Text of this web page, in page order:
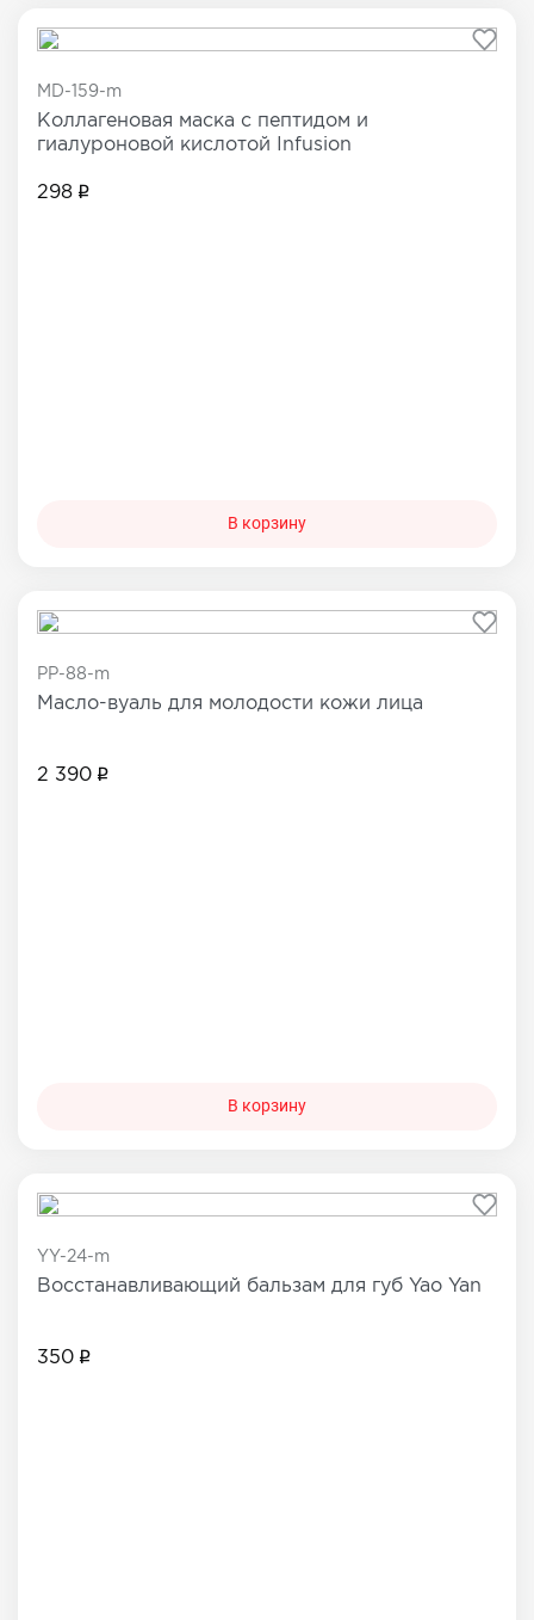
MD-159-m
Коллагеновая маска с пептидом и
гиалуроновой кислотой Infusion
298
В корзину
PP-88-m
Масло-вуаль для молодости кожи лица
2 390
В корзину
YY-24-m
Восстанавливающий бальзам для губ Yao Yan
350